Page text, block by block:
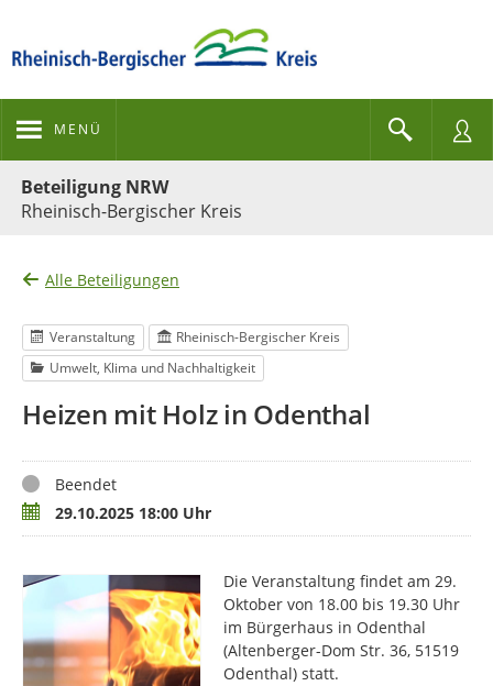
MENÜ
Beteiligung NRW
Rheinisch-Bergischer Kreis
Alle Beteiligungen
Veranstaltung
Rheinisch-Bergischer Kreis
Umwelt, Klima und Nachhaltigkeit
Heizen mit Holz in Odenthal
StatusBeendet
Termin29.10.2025 18:00 Uhr
Die Veranstaltung findet am 29.
Oktober von 18.00 bis 19.30 Uhr
im Bürgerhaus in Odenthal
(Altenberger-Dom Str. 36, 51519
Odenthal) statt.